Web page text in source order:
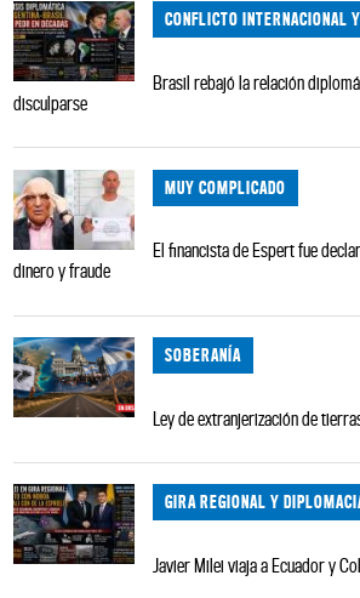
CONFLICTO INTERNACIONAL
Brasil rebajó la relación
disculparse
MUY COMPLICADO
El financista de Espert fue
dinero y fraude
SOBERANÍA
Ley de extranjerización de
GIRA REGIONAL Y
Javier Milei viaja a Ecuador y